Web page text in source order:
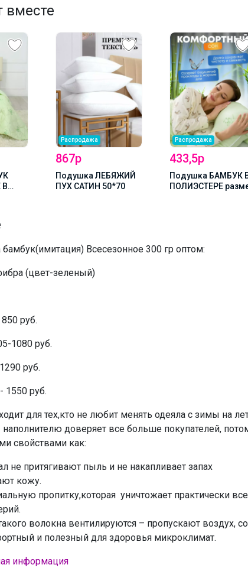
вместе
В
Распродажа
867р
Подушка ЛЕБЯЖИЙ
ПУХ САТИН 50*70
Распродажа
433,5р
Подушка БАМБУК
ПОЛИЭСТЕРЕ
бамбук(имитация) Всесезонное 300 гр оптом:
(цвет-зеленый)
руб.
1080 руб.
руб.
1550 руб.
для тех,кто не любит менять одеяла с зимы на
доверяет все больше покупателей,
свойствами как:
не притягивают пыль и не накапливает запах
кожу.
пропитку,которая уничтожает практически
волокна вентилируются – пропускают воздух,
и полезный для здоровья микроклимат.
информация